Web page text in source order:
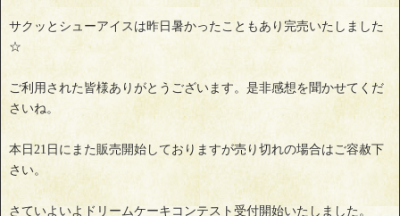
サクッとシューアイスは昨日暑かったこともあり完売いたしました
☆
ご利用された皆様ありがとうございます。是非感想を聞かせてくだ
さいね。
本日21日にまた販売開始しておりますが売り切れの場合はご容赦下
さい。
さていよいよドリームケーキコンテスト受付開始いたしました。